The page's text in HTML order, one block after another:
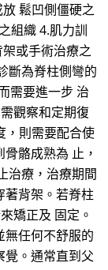
鬆凹側僵硬之
組織 4.肌力訓
或手術治療之
斷為脊柱側彎的
需要進一步 治
觀察和定期復
，則需要配合使
骼成熟為 止，
治療，治療期間
著背架。若脊柱
矯正及 固定。
無任何不舒服的
覺。通常直到父